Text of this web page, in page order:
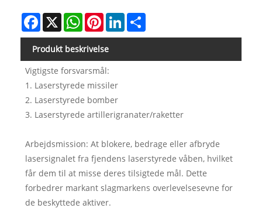
Facebook
X WhatsAppPinterestLinkedIn
Produkt beskrivelse
Vigtigste forsvarsmål:
1. Laserstyrede missiler
2. Laserstyrede bomber
3. Laserstyrede artillerigranater/raketter
Arbejdsmission: At blokere, bedrage eller afbryde
lasersignalet fra fjendens laserstyrede våben, hvilket
får dem til at misse deres tilsigtede mål. Dette
forbedrer markant slagmarkens overlevelsesevne for
de beskyttede aktiver.